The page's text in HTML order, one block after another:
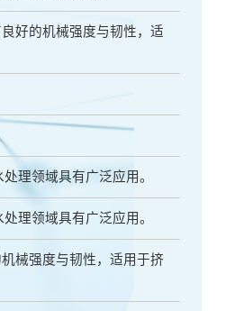
好的机械强度与韧性，适
理领域具有广泛应用。
理领域具有广泛应用。
械强度与韧性，适用于挤